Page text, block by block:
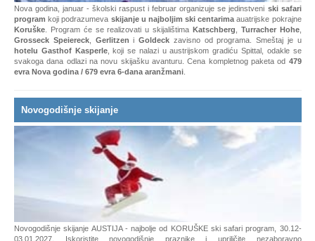
programkoji podrazumevaskijanje u najboljim ski centarimaauatrijske pokrajne
Koruške . Program će se realizovati u skijalištimaKatschberg ,Turracher Hohe,
Grosseck Speiereck, GerlitzeniGoldeck zavisno od programa. Smeštaj je u
hotelu Gasthof Kasperle, koji se nalazi u austrijskom gradiću Spittal, odakle se
svakoga dana odlazi na novu skijašku avanturu. Cena kompletnog paketa od479
evra Nova godina / 679 evra 6-dana aranžmani
Novogodišnje skijanje
Novogodišnje skijanje AUSTIJA - najbolje od KORUŠKE ski safari program, 30.12-
03.01.2027. Iskoristite novogodišnje praznike i upriličite nezaboravno
četvorodnevno skijanje u Austriji, skijajući u četiri odlična ski centra pokrajne